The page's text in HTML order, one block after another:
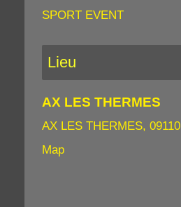
SPORT EVENT
Lieu
AX LES THERMES
AX LES THERMES, 09110
Map